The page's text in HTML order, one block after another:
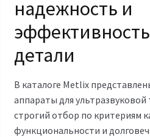
надежность и
детали
В каталоге Metlix
аппараты для
строгий отбор по критериям
функциональности и